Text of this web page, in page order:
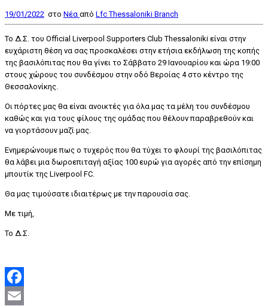
19/01/2022 στο Nέα από Lfc Thessaloniki Branch
Το Δ.Σ. του Official Liverpool Supporters Club Thessaloniki είναι στην
ευχάριστη θέση να σας προσκαλέσει στην ετήσια εκδήλωση της κοπής
της βασιλόπιτας που θα γίνει το Σάββατο 29 Ιανουαρίου και ώρα 19:00
στους χώρους του συνδέσμου στην οδό Βεροίας 4 στο κέντρο της
Θεσσαλονίκης.
Οι πόρτες μας θα είναι ανοικτές για όλα μας τα μέλη του συνδέσμου
καθώς και για τους φίλους της ομάδας που θέλουν παραβρεθούν και
να γιορτάσουν μαζί μας.
Ενημερώνουμε πως ο τυχερός που θα τύχει το φλουρί της βασιλόπιτας
θα λάβει μια δωροεπιταγή αξίας 100 ευρώ για αγορές από την επίσημη
μπουτίκ της Liverpool FC.
Θα μας τιμούσατε ιδιαιτέρως με την παρουσία σας.
Με τιμή,
Το Δ.Σ.
Facebook